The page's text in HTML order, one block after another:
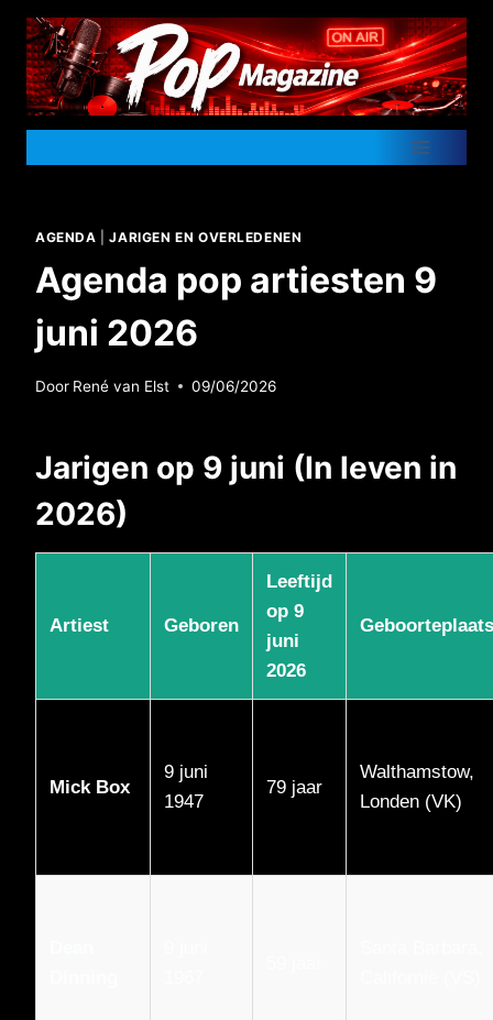
Doorgaan
naar
inhoud
AGENDA |JARIGEN EN OVERLEDENEN
Agenda pop artiesten 9
juni 2026
Door René van Elst 09/06/2026
Jarigen op 9 juni (In leven in
2026)
Artiest Geboren
Leeftijd
op 9
juni
2026
Geboorteplaats
Mick Box
9 juni
1947
79 jaar
Walthamstow,
Londen (VK)